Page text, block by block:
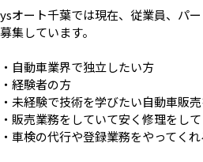
ysオート千葉では現在、従業員、パ
募集しています。
・自動車業界で独立したい方
・経験者の方
・未経験で技術を学びたい自動車販
・販売業務をしていて安く修理をし
・車検の代行や登録業務をやってく